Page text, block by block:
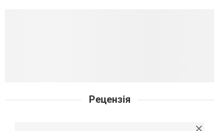
Рецензія